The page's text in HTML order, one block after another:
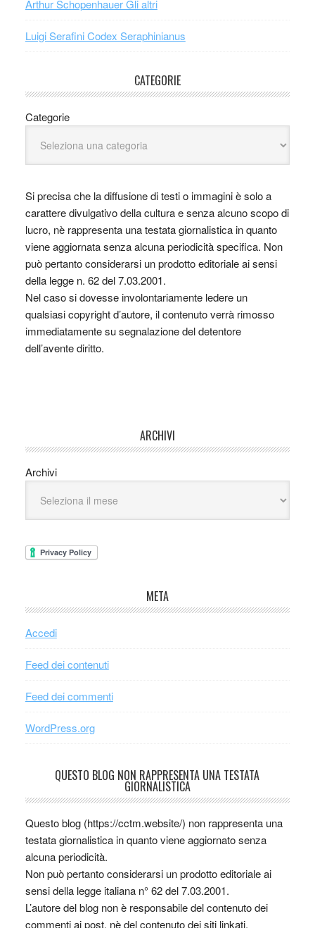
Arthur Schopenhauer Gli altri
Luigi Serafini Codex Seraphinianus
CATEGORIE
Categorie
Si precisa che la diffusione di testi o immagini è solo a
carattere divulgativo della cultura e senza alcuno scopo di
lucro, nè rappresenta una testata giornalistica in quanto
viene aggiornata senza alcuna periodicità specifica. Non
può pertanto considerarsi un prodotto editoriale ai sensi
della legge n. 62 del 7.03.2001.
Nel caso si dovesse involontariamente ledere un
qualsiasi copyright d’autore, il contenuto verrà rimosso
immediatamente su segnalazione del detentore
dell’avente diritto.
ARCHIVI
Archivi
META
Accedi
Feed dei contenuti
Feed dei commenti
WordPress.org
QUESTO BLOG NON RAPPRESENTA UNA TESTATA
GIORNALISTICA
Questo blog (https://cctm.website/) non rappresenta una
testata giornalistica in quanto viene aggiornato senza
alcuna periodicità.
Non può pertanto considerarsi un prodotto editoriale ai
sensi della legge italiana n° 62 del 7.03.2001.
L’autore del blog non è responsabile del contenuto dei
commenti ai post, nè del contenuto dei siti linkati.